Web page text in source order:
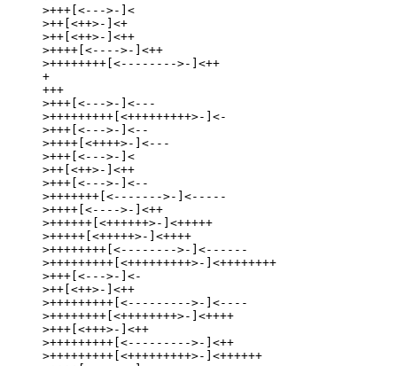
>+++[<--->-]<
>++[<++>-]<+
>++[<++>-]<++
>++++[<---->-]<++
>++++++++[<-------->-]<++
+
+++
>+++[<--->-]<---
>+++++++++[<+++++++++>-]<-
>+++[<--->-]<--
>++++[<++++>-]<---
>+++[<--->-]<
>++[<++>-]<++
>+++[<--->-]<--
>+++++++[<------->-]<-----
>++++[<---->-]<++
>++++++[<++++++>-]<+++++
>+++++[<+++++>-]<++++
>++++++++[<-------->-]<------
>+++++++++[<+++++++++>-]<++++++++
>+++[<--->-]<-
>++[<++>-]<++
>+++++++++[<--------->-]<----
>++++++++[<++++++++>-]<++++
>+++[<+++>-]<++
>+++++++++[<--------->-]<++
>+++++++++[<+++++++++>-]<++++++